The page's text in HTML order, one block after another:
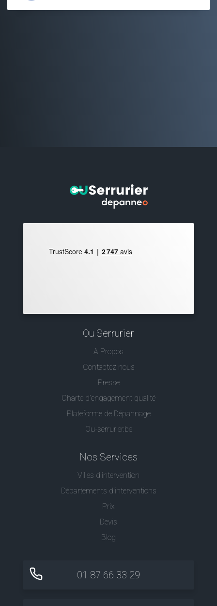
Ou Serrurier
A Propos
Contactez nous
Presse
Charte d’engagement qualité
Plateforme de Dépannage
Ou-serrurier.be
Nos Services
Villes d'intervention
Départements d'interventions
Prix
Devis
Blog
01 87 66 33 29